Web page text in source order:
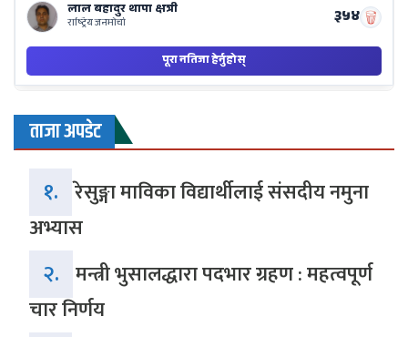
ताजा अपडेट
१. रेसुङ्गा माविका विद्यार्थीलाई संसदीय नमुना
अभ्यास
२. मन्त्री भुसालद्धारा पदभार ग्रहण : महत्वपूर्ण
चार निर्णय